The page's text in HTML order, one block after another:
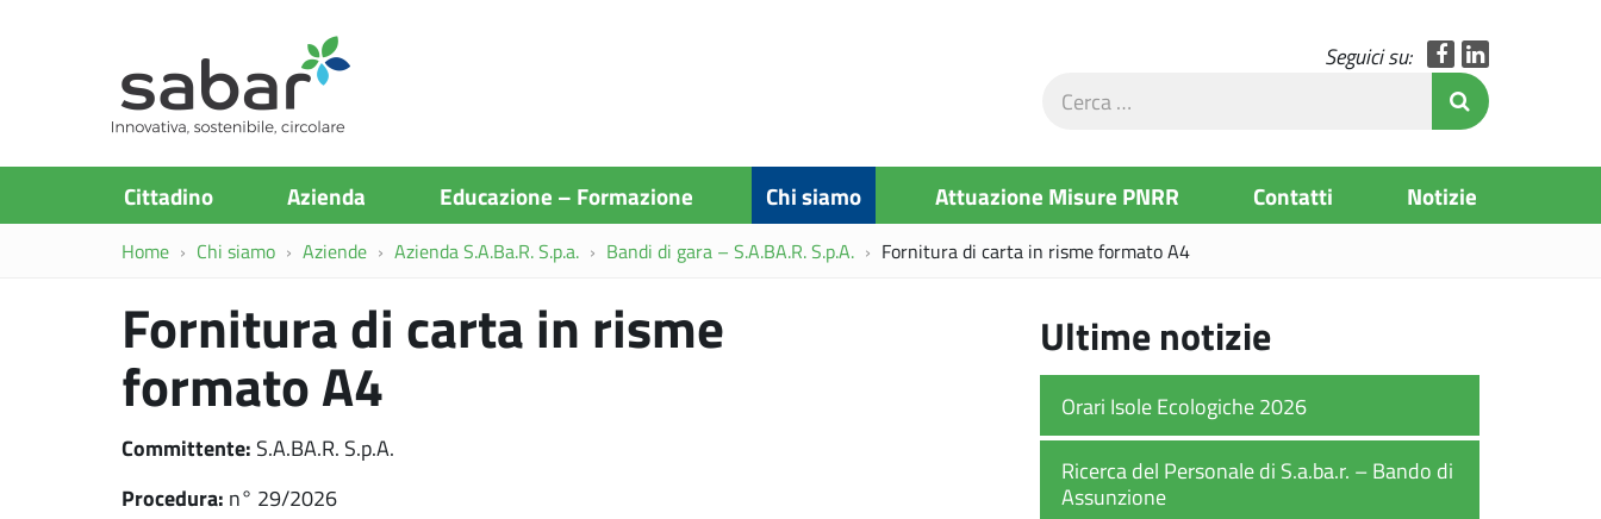
Seguici su: Facebook
Cerca
Invia Ricerca
Cittadino Azienda Educazione – Formazione Chi siamo Attuazione Misure PNRR Contatti Notizie
Home Chi siamo Aziende Azienda S.A.Ba.R. S.p.a. Bandi di gara – S.A.BA.R. S.p.A. Fornitura di carta in risme formato A4
Fornitura di carta in risme
formato A4
Committente: S.A.BA.R. S.p.A.
Procedura: n° 29/2026
Ultime notizie
Orari Isole Ecologiche 2026
Ricerca del Personale di S.a.ba.r. – Bando di
Assunzione